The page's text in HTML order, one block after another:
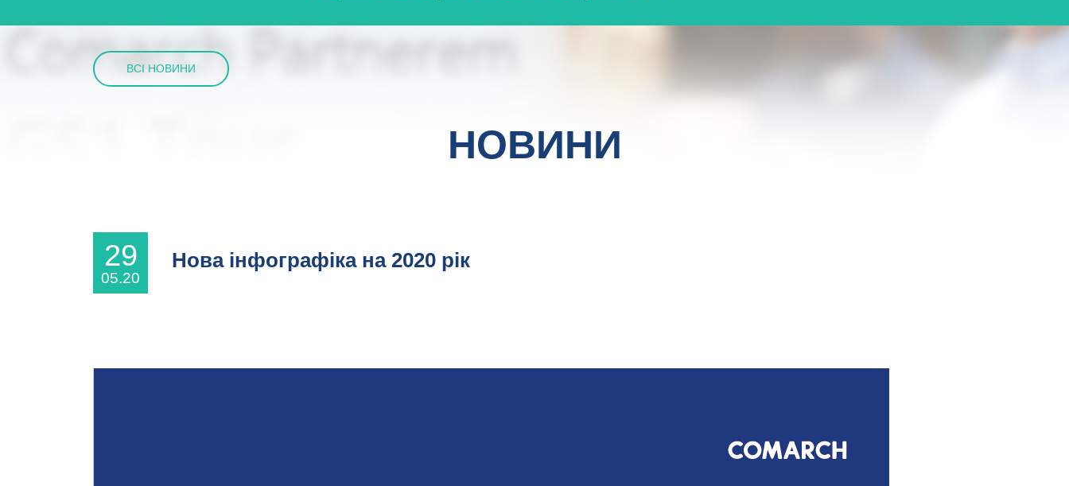
НОВИНИ
ВСІ НОВИНИ
29
05.20
Нова інфографіка на 2020 рік